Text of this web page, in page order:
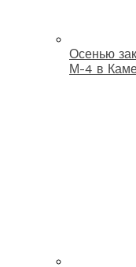
Осенью
М-4 в